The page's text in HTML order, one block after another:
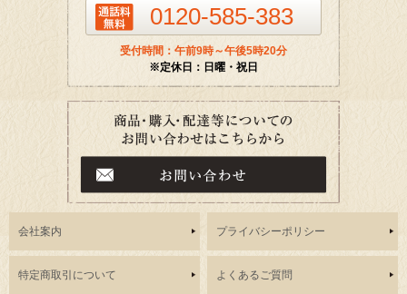
0120-585-383
受付時間：午前9時～午後5時20分
※定休日：日曜・祝日
会社案内 プライバシーポリシー
特定商取引について よくあるご質問